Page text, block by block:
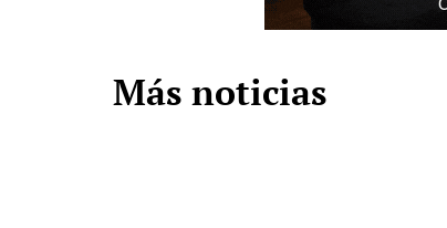
Más noticias